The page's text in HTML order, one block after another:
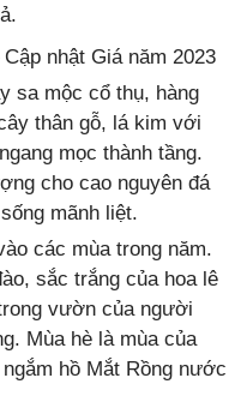
sa mộc cổ thụ, hàng
thân gỗ, lá kim với
mọc thành tầng.
cho cao nguyên đá
mãnh liệt.
các mùa trong năm.
sắc trắng của hoa lê
vườn của người
Mùa hè là mùa của
hồ Mắt Rồng nước